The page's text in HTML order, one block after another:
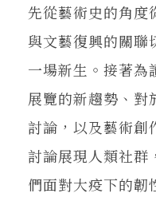
先從藝術史的角度
與文藝復興的關聯
一場新生。接著為
展覽的新趨勢、對
討論，以及藝術創
討論展現人類社群
們面對大疫下的韌